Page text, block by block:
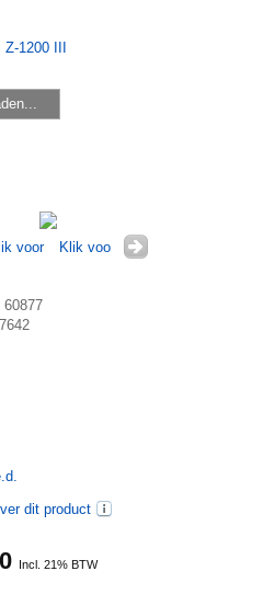
60877
dit product
Incl. 21% BTW